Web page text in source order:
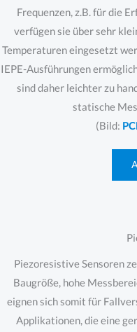
Frequenzen, z.B. für die
verfügen sie über sehr
Temperaturen eingesetzt
IEPE-Ausführungen
sind daher leichter zu
statische
(Bild:
Piezoresistive Sensoren
Baugröße, hohe
eignen sich somit für
Applikationen, die eine